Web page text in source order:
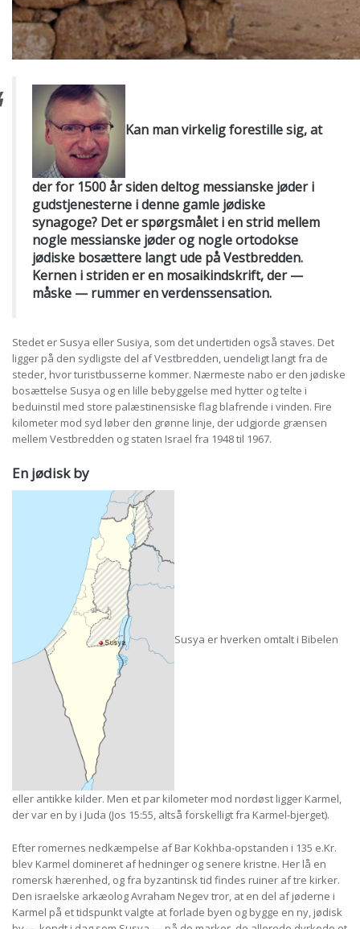
Kan man virkelig forestille sig, at
der for 1500 år siden deltog messianske jøder i
gudstjenesterne i denne gamle jødiske
synagoge? Det er spørgsmålet i en strid mellem
nogle messianske jøder og nogle ortodokse
jødiske bosættere langt ude på Vestbredden.
Kernen i striden er en mosaikindskrift, der —
måske — rummer en verdenssensation.
Stedet er Susya eller Susiya, som det undertiden også staves. Det
ligger på den sydligste del af Vestbredden, uendeligt langt fra de
steder, hvor turistbusserne kommer. Nærmeste nabo er den jødiske
bosættelse Susya og en lille bebyggelse med hytter og telte i
beduinstil med store palæstinensiske flag blafrende i vinden. Fire
kilometer mod syd løber den grønne linje, der udgjorde grænsen
mellem Vestbredden og staten Israel fra 1948 til 1967.
En jødisk by
Susya er hverken omtalt i Bibelen
eller antikke kilder. Men et par kilometer mod nordøst ligger Karmel,
der var en by i Juda (Jos 15:55, altså forskelligt fra Karmel-bjerget).
Efter romernes nedkæmpelse af Bar Kokhba-opstanden i 135 e.Kr.
blev Karmel domineret af hedninger og senere kristne. Her lå en
romersk hærenhed, og fra byzantinsk tid findes ruiner af tre kirker.
Den israelske arkæolog Avraham Negev tror, at en del af jøderne i
Karmel på et tidspunkt valgte at forlade byen og bygge en ny, jødisk